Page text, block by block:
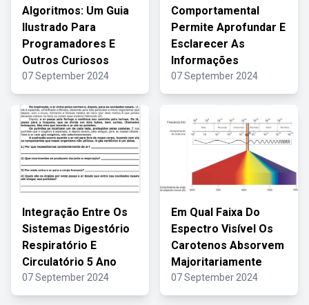
Algoritmos: Um Guia
Ilustrado Para
Programadores E
Outros Curiosos
07 September 2024
Comportamental
Permite Aprofundar E
Esclarecer As
Informações
07 September 2024
Integração Entre Os
Sistemas Digestório
Respiratório E
Circulatório 5 Ano
07 September 2024
Em Qual Faixa Do
Espectro Visível Os
Carotenos Absorvem
Majoritariamente
07 September 2024